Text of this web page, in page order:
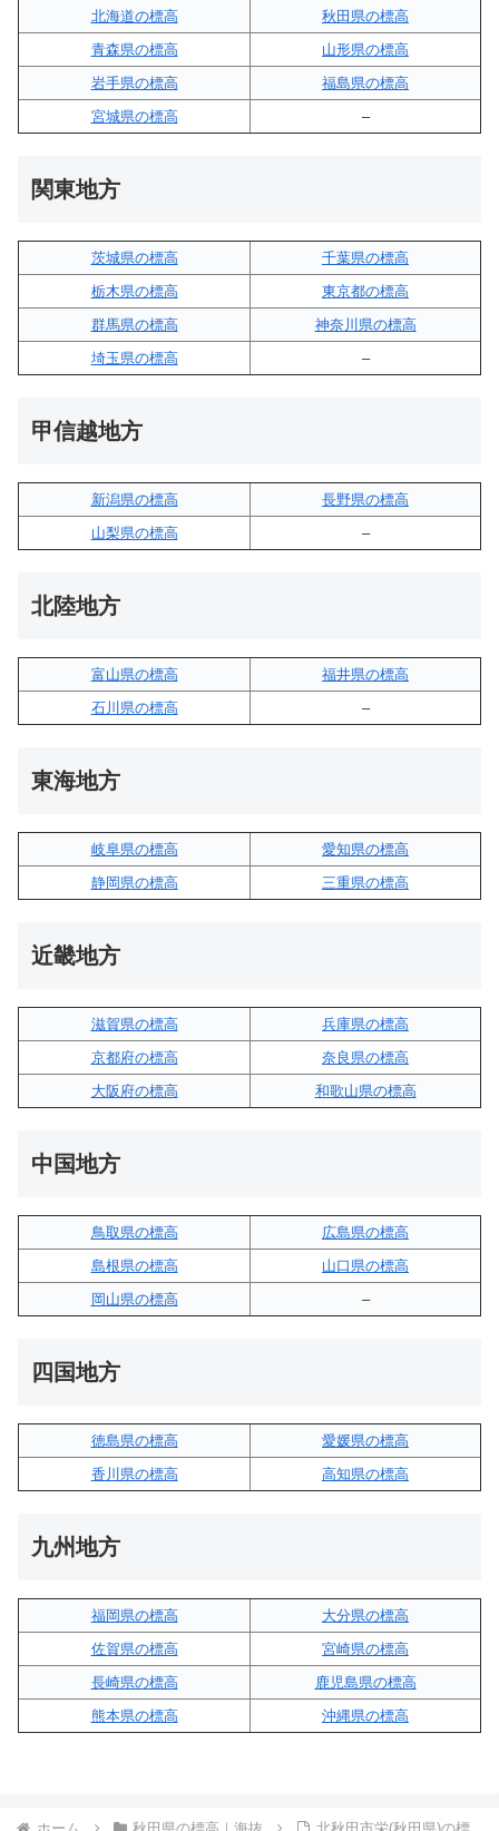
北海道の標高
秋田県の標高
青森県の標高
山形県の標高
岩手県の標高
福島県の標高
宮城県の標高
–
関東地方
茨城県の標高
千葉県の標高
栃木県の標高
東京都の標高
群馬県の標高
神奈川県の標高
埼玉県の標高
–
甲信越地方
新潟県の標高
長野県の標高
山梨県の標高
–
北陸地方
富山県の標高
福井県の標高
石川県の標高
–
東海地方
岐阜県の標高
愛知県の標高
静岡県の標高
三重県の標高
近畿地方
滋賀県の標高
兵庫県の標高
京都府の標高
奈良県の標高
大阪府の標高
和歌山県の標高
中国地方
鳥取県の標高
広島県の標高
島根県の標高
山口県の標高
岡山県の標高
–
四国地方
徳島県の標高
愛媛県の標高
香川県の標高
高知県の標高
九州地方
福岡県の標高
大分県の標高
佐賀県の標高
宮崎県の標高
長崎県の標高
鹿児島県の標高
熊本県の標高
沖縄県の標高